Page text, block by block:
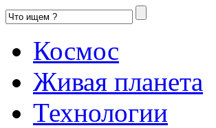
Космос
Живая планета
Технологии